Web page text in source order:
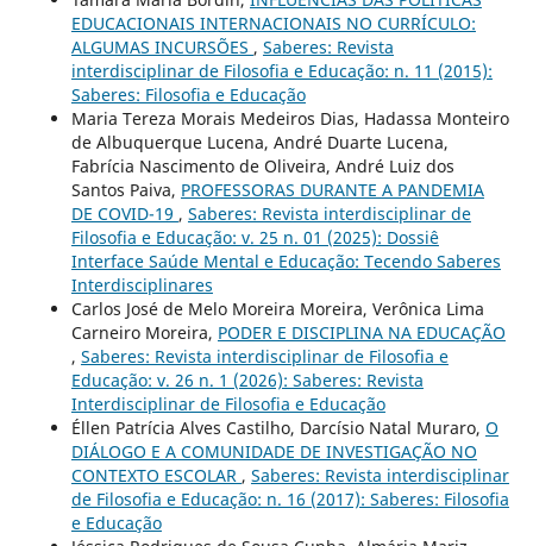
EDUCACIONAIS INTERNACIONAIS NO CURRÍCULO:
ALGUMAS INCURSÕES , Saberes: Revista
interdisciplinar de Filosofia e Educação: n. 11 (2015):
Saberes: Filosofia e Educação
Maria Tereza Morais Medeiros Dias, Hadassa Monteiro
de Albuquerque Lucena, André Duarte Lucena,
Fabrícia Nascimento de Oliveira, André Luiz dos
Santos Paiva, PROFESSORAS DURANTE A PANDEMIA
DE COVID-19 , Saberes: Revista interdisciplinar de
Filosofia e Educação: v. 25 n. 01 (2025): Dossiê
Interface Saúde Mental e Educação: Tecendo Saberes
Interdisciplinares
Carlos José de Melo Moreira Moreira, Verônica Lima
Carneiro Moreira, PODER E DISCIPLINA NA EDUCAÇÃO
, Saberes: Revista interdisciplinar de Filosofia e
Educação: v. 26 n. 1 (2026): Saberes: Revista
Interdisciplinar de Filosofia e Educação
Éllen Patrícia Alves Castilho, Darcísio Natal Muraro, O
DIÁLOGO E A COMUNIDADE DE INVESTIGAÇÃO NO
CONTEXTO ESCOLAR , Saberes: Revista interdisciplinar
de Filosofia e Educação: n. 16 (2017): Saberes: Filosofia
e Educação